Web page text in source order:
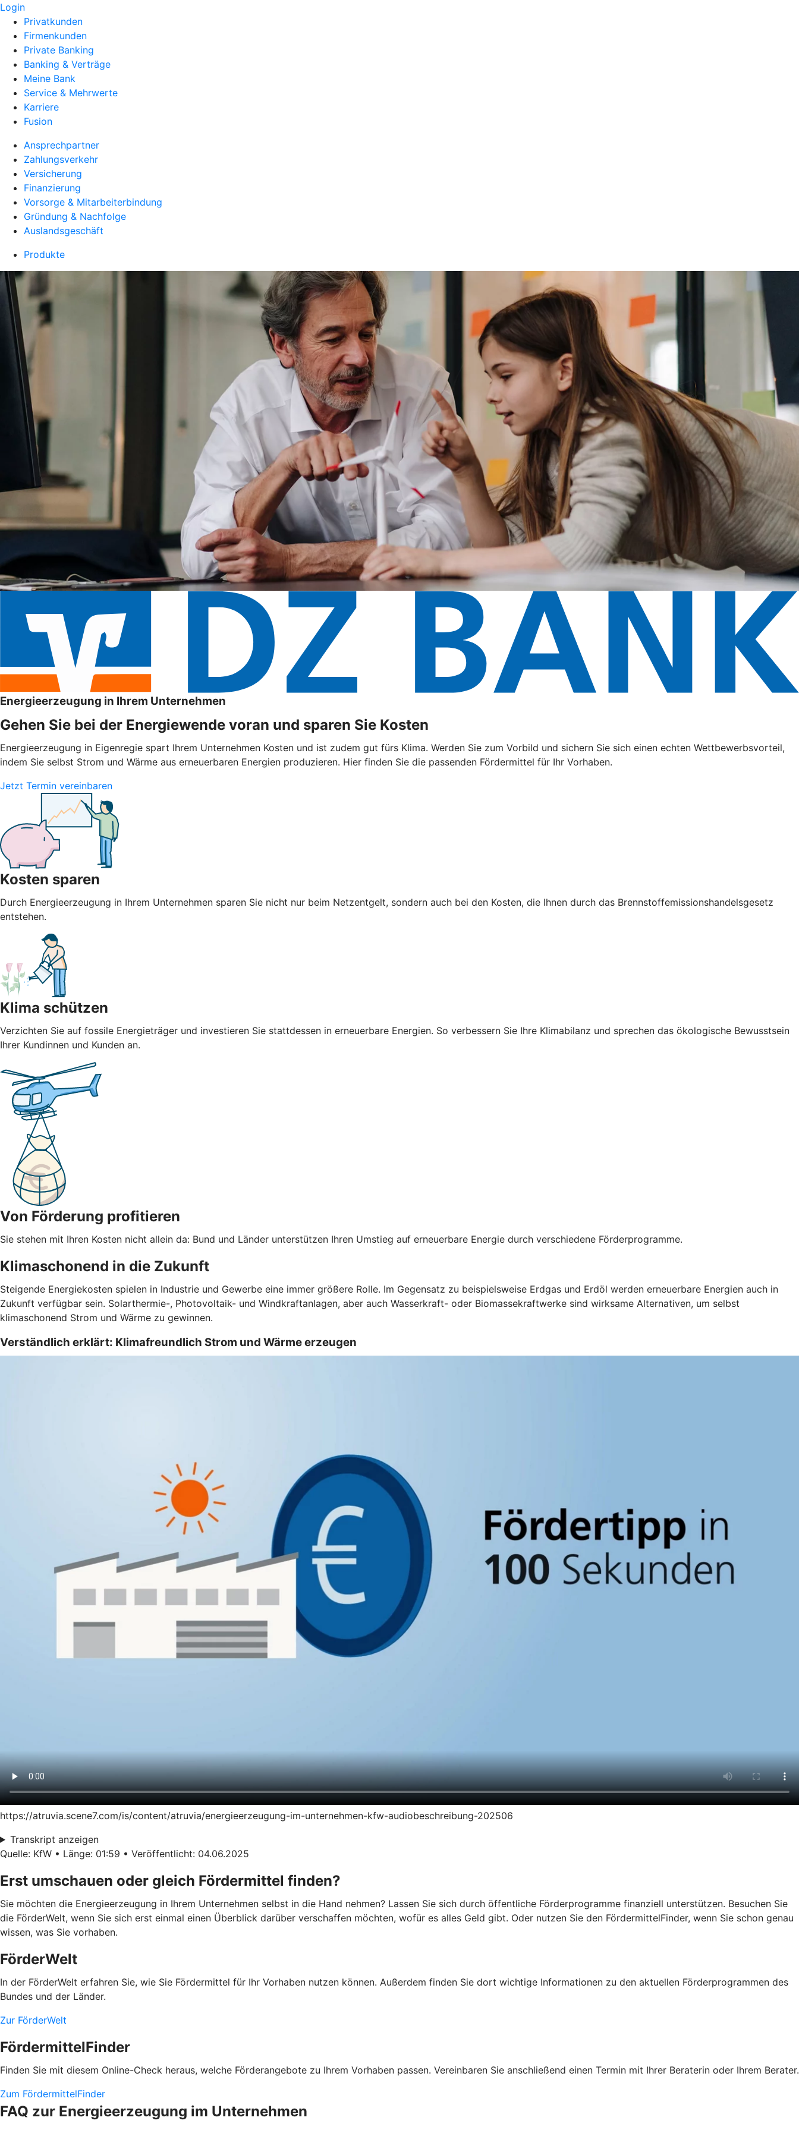
Login
Privatkunden
Firmenkunden
Private Banking
Banking & Verträge
Meine Bank
Service & Mehrwerte
Karriere
Fusion
Ansprechpartner
Zahlungsverkehr
Versicherung
Finanzierung
Vorsorge & Mitarbeiterbindung
Gründung & Nachfolge
Auslandsgeschäft
Produkte
Energieerzeugung in Ihrem Unternehmen
Gehen Sie bei der Energiewende voran und sparen Sie Kosten
Energieerzeugung in Eigenregie spart Ihrem Unternehmen Kosten und ist zudem gut fürs Klima. Werden Sie zum Vorbild und sichern Sie sich einen echten Wettbewerbsvorteil,
indem Sie selbst Strom und Wärme aus erneuerbaren Energien produzieren. Hier finden Sie die passenden Fördermittel für Ihr Vorhaben.
Jetzt Termin vereinbaren
Kosten sparen
Durch Energieerzeugung in Ihrem Unternehmen sparen Sie nicht nur beim Netzentgelt, sondern auch bei den Kosten, die Ihnen durch das Brennstoffemissionshandelsgesetz
entstehen.
Klima schützen
Verzichten Sie auf fossile Energieträger und investieren Sie stattdessen in erneuerbare Energien. So verbessern Sie Ihre Klimabilanz und sprechen das ökologische Bewusstsein
Ihrer Kundinnen und Kunden an.
Von Förderung profitieren
Sie stehen mit Ihren Kosten nicht allein da: Bund und Länder unterstützen Ihren Umstieg auf erneuerbare Energie durch verschiedene Förderprogramme.
Klimaschonend in die Zukunft
Steigende Energiekosten spielen in Industrie und Gewerbe eine immer größere Rolle. Im Gegensatz zu beispielsweise Erdgas und Erdöl werden erneuerbare Energien auch in
Zukunft verfügbar sein. Solarthermie-, Photovoltaik- und Windkraftanlagen, aber auch Wasserkraft- oder Biomassekraftwerke sind wirksame Alternativen, um selbst
klimaschonend Strom und Wärme zu gewinnen.
Verständlich erklärt: Klimafreundlich Strom und Wärme erzeugen
https://atruvia.scene7.com/is/content/atruvia/energieerzeugung-im-unternehmen-kfw-audiobeschreibung-202506
Transkript anzeigen
Quelle: KfW • Länge: 01:59 • Veröffentlicht: 04.06.2025
Erst umschauen oder gleich Fördermittel finden?
Sie möchten die Energieerzeugung in Ihrem Unternehmen selbst in die Hand nehmen? Lassen Sie sich durch öffentliche Förderprogramme finanziell unterstützen. Besuchen Sie
die FörderWelt, wenn Sie sich erst einmal einen Überblick darüber verschaffen möchten, wofür es alles Geld gibt. Oder nutzen Sie den FördermittelFinder, wenn Sie schon genau
wissen, was Sie vorhaben.
FörderWelt
In der FörderWelt erfahren Sie, wie Sie Fördermittel für Ihr Vorhaben nutzen können. Außerdem finden Sie dort wichtige Informationen zu den aktuellen Förderprogrammen des
Bundes und der Länder.
Zur FörderWelt
FördermittelFinder
Finden Sie mit diesem Online-Check heraus, welche Förderangebote zu Ihrem Vorhaben passen. Vereinbaren Sie anschließend einen Termin mit Ihrer Beraterin oder Ihrem Berater.
Zum FördermittelFinder
FAQ zur Energieerzeugung im Unternehmen